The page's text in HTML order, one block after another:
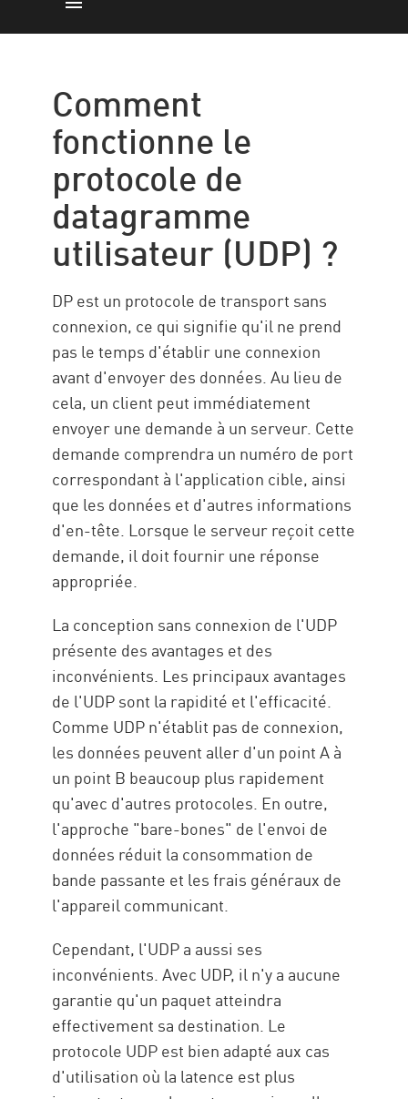
TCP vs. UDP
Attaques DDoS
Solutions Check Point
Ressources
Comment
fonctionne le
protocole de
datagramme
utilisateur (UDP) ?
DP est un protocole de transport sans
connexion, ce qui signifie qu'il ne prend
pas le temps d'établir une connexion
avant d'envoyer des données. Au lieu de
cela, un client peut immédiatement
envoyer une demande à un serveur. Cette
demande comprendra un numéro de port
correspondant à l'application cible, ainsi
que les données et d'autres informations
d'en-tête. Lorsque le serveur reçoit cette
demande, il doit fournir une réponse
appropriée.
La conception sans connexion de l'UDP
présente des avantages et des
inconvénients. Les principaux avantages
de l'UDP sont la rapidité et l'efficacité.
Comme UDP n'établit pas de connexion,
les données peuvent aller d'un point A à
un point B beaucoup plus rapidement
qu'avec d'autres protocoles. En outre,
l'approche "bare-bones" de l'envoi de
données réduit la consommation de
bande passante et les frais généraux de
l'appareil communicant.
Cependant, l'UDP a aussi ses
inconvénients. Avec UDP, il n'y a aucune
garantie qu'un paquet atteindra
effectivement sa destination. Le
protocole UDP est bien adapté aux cas
d'utilisation où la latence est plus